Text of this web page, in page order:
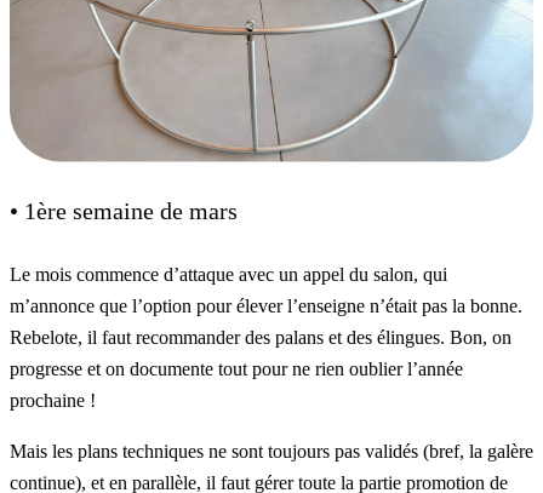
• 1ère semaine de mars
Le mois commence d’attaque avec un appel du salon, qui
m’annonce que l’option pour élever l’enseigne n’était pas la bonne.
Rebelote, il faut recommander des palans et des élingues. Bon, on
progresse et on documente tout pour ne rien oublier l’année
prochaine !
Mais les plans techniques ne sont toujours pas validés (bref, la galère
continue), et en parallèle, il faut gérer toute la partie promotion de